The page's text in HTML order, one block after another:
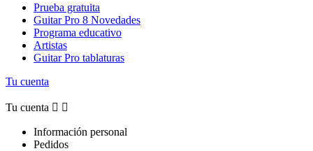
Prueba gratuita
Guitar Pro 8 Novedades
Programa educativo
Artistas
Guitar Pro tablaturas
Tu cuenta
Tu cuenta  
Información personal
Pedidos